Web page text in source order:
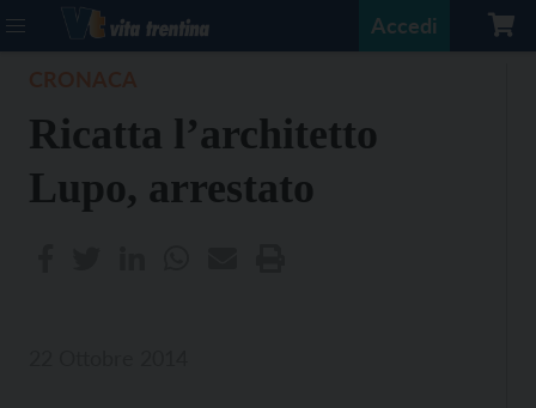
Accedi
Ricatta l’architetto
Lupo, arrestato